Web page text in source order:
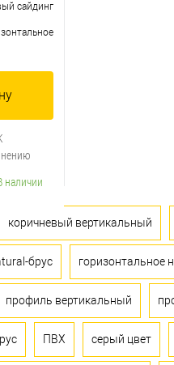
сайдинг
наличии
коричневый вертикальный
брус горизонтальное
профиль вертикальный
ПВХ серый цвет